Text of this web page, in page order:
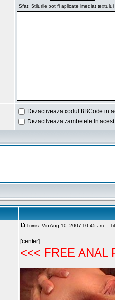
Dezactiveaza codul BBCode in
Dezactiveaza zambetele in